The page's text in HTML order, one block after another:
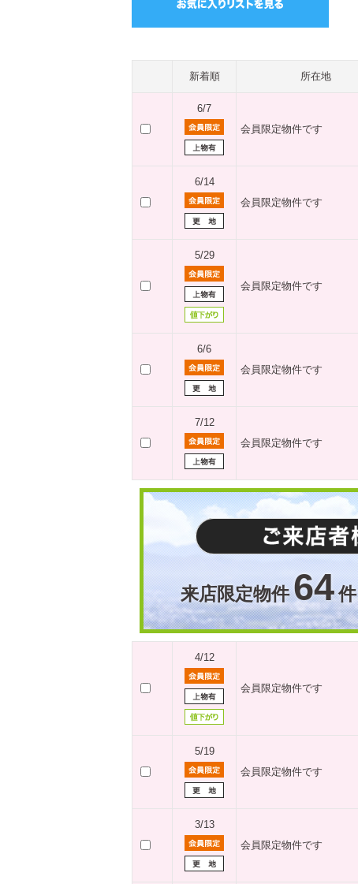
新着順 所在地
6/7
会員限定物件です
6/14
会員限定物件です
5/29
会員限定物件です
6/6
会員限定物件です
7/12
会員限定物件です
来店限定物件64件
4/12
会員限定物件です
5/19
会員限定物件です
3/13
会員限定物件です